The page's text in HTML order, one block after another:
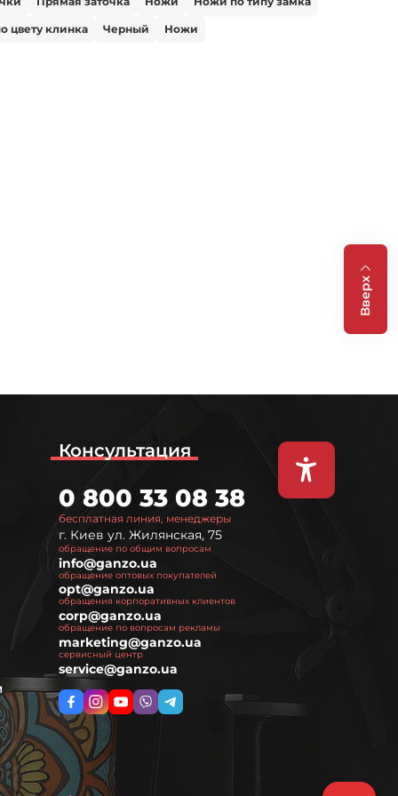
цвету клинка Черный Ножи
Вверх
Консультация
бесплатная линия, менеджеры
0 800 33 08 38
г. Киев ул. Жилянская, 75
обращение по общим вопросам
info@ganzo.ua
обращение оптовых покупателей
opt@ganzo.ua
обращения корпоративных клиентов
corp@ganzo.ua
обращение по вопросам рекламы
marketing@ganzo.ua
сервисный центр
service@ganzo.ua